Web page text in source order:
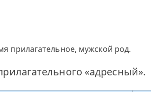
прилагательное, мужской род.
«адресный».